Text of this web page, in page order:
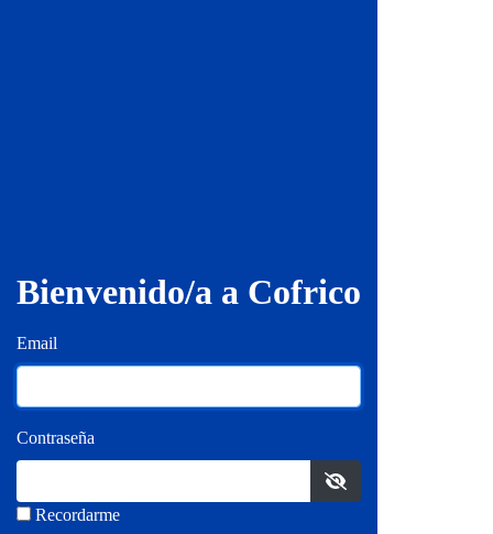
Bienvenido/a a Cofrico
Email
Contraseña
Recordarme